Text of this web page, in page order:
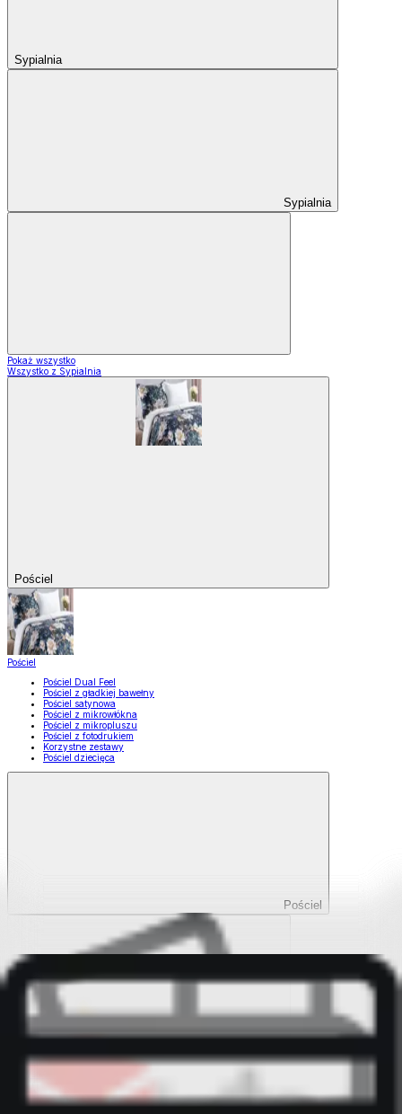
Sypialnia
Sypialnia
Pokaż wszystko
Wszystko z Sypialnia
Pościel
Pościel
Pościel Dual Feel
Pościel z gładkiej bawełny
Pościel satynowa
Pościel z mikrowłókna
Pościel z mikropluszu
Pościel z fotodrukiem
Korzystne zestawy
Pościel dziecięca
Pościel
Pokaż wszystko